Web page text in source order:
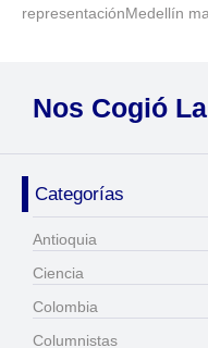
representaciónMedellín
Nos Cogió
Categorías
Antioquia
Ciencia
Colombia
Columnistas